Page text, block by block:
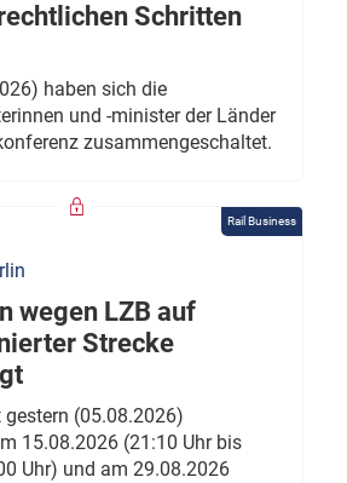
Schritten
haben sich die
und -minister der Länder
zusammengeschaltet.
Rail Business
wegen LZB auf
Strecke
gestern (05.08.2026)
15.08.2026 (21:10 Uhr bis
Uhr) und am 29.08.2026